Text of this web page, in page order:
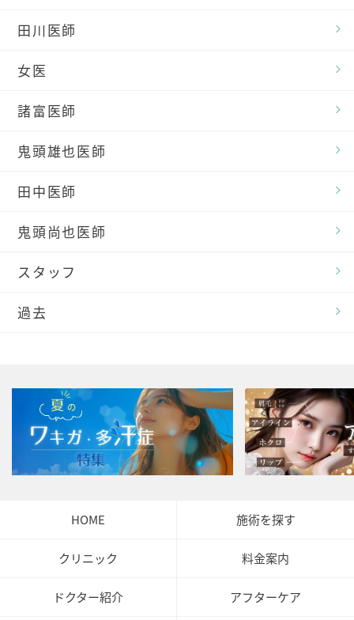
田川医師
女医
諸富医師
鬼頭雄也医師
田中医師
鬼頭尚也医師
スタッフ
過去
HOME 施術を探す
クリニック 料金案内
ドクター紹介 アフターケア